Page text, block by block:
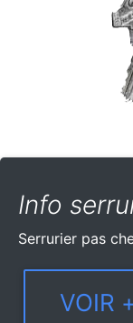
Info
Serrurier pas